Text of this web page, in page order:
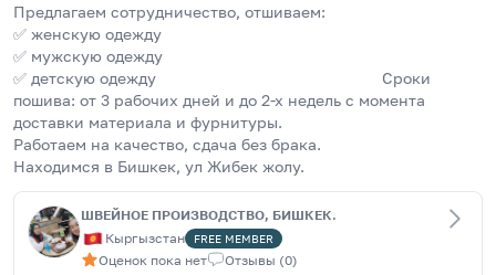
Предлагаем сотрудничество, отшиваем:
✅ женскую одежду
✅ мужскую одежду
✅ детскую одежду                                                   Сроки
пошива: от 3 рабочих дней и до 2-х недель с момента
доставки материала и фурнитуры.
Работаем на качество, сдача без брака.
Находимся в Бишкек, ул Жибек жолу.
ШВЕЙНОЕ ПРОИЗВОДСТВО, БИШКЕК.
Кыргызстан
FREE MEMBER
Оценок пока нет Отзывы (0)